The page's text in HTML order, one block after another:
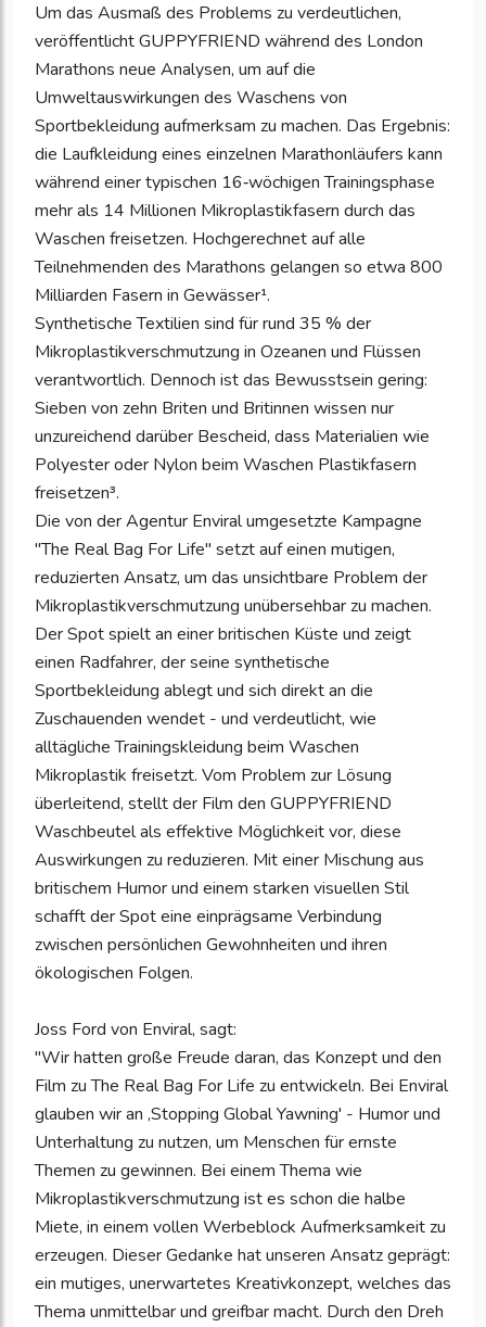
Um das Ausmaß des Problems zu verdeutlichen,
veröffentlicht GUPPYFRIEND während des London
Marathons neue Analysen, um auf die
Umweltauswirkungen des Waschens von
Sportbekleidung aufmerksam zu machen. Das Ergebnis:
die Laufkleidung eines einzelnen Marathonläufers kann
während einer typischen 16‑wöchigen Trainingsphase
mehr als 14 Millionen Mikroplastikfasern durch das
Waschen freisetzen. Hochgerechnet auf alle
Teilnehmenden des Marathons gelangen so etwa 800
Milliarden Fasern in Gewässer¹.
Synthetische Textilien sind für rund 35 % der
Mikroplastikverschmutzung in Ozeanen und Flüssen
verantwortlich. Dennoch ist das Bewusstsein gering:
Sieben von zehn Briten und Britinnen wissen nur
unzureichend darüber Bescheid, dass Materialien wie
Polyester oder Nylon beim Waschen Plastikfasern
freisetzen³.
Die von der Agentur Enviral umgesetzte Kampagne
"The Real Bag For Life" setzt auf einen mutigen,
reduzierten Ansatz, um das unsichtbare Problem der
Mikroplastikverschmutzung unübersehbar zu machen.
Der Spot spielt an einer britischen Küste und zeigt
einen Radfahrer, der seine synthetische
Sportbekleidung ablegt und sich direkt an die
Zuschauenden wendet - und verdeutlicht, wie
alltägliche Trainingskleidung beim Waschen
Mikroplastik freisetzt. Vom Problem zur Lösung
überleitend, stellt der Film den GUPPYFRIEND
Waschbeutel als effektive Möglichkeit vor, diese
Auswirkungen zu reduzieren. Mit einer Mischung aus
britischem Humor und einem starken visuellen Stil
schafft der Spot eine einprägsame Verbindung
zwischen persönlichen Gewohnheiten und ihren
ökologischen Folgen.
Joss Ford von Enviral, sagt:
"Wir hatten große Freude daran, das Konzept und den
Film zu The Real Bag For Life zu entwickeln. Bei Enviral
glauben wir an ‚Stopping Global Yawning' - Humor und
Unterhaltung zu nutzen, um Menschen für ernste
Themen zu gewinnen. Bei einem Thema wie
Mikroplastikverschmutzung ist es schon die halbe
Miete, in einem vollen Werbeblock Aufmerksamkeit zu
erzeugen. Dieser Gedanke hat unseren Ansatz geprägt:
ein mutiges, unerwartetes Kreativkonzept, welches das
Thema unmittelbar und greifbar macht. Durch den Dreh